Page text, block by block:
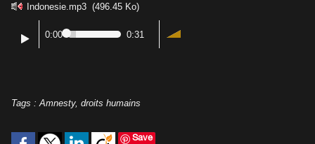
Indonesie.mp3 (496.45 Ko)
0:00 0:31
Tags : Amnesty, droits humains
Save